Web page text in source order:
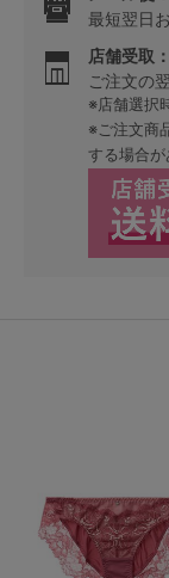
最短翌日
店舗受取
ご注文の
※店舗選択
※ご注文商
する場合が